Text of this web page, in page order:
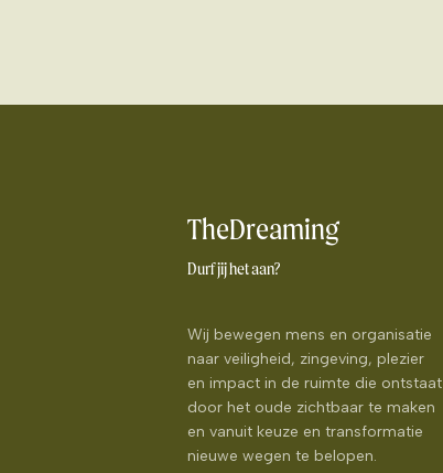
TheDreaming
Durf jij het aan?
Wij bewegen mens en organisatie
naar veiligheid, zingeving, plezier
en impact in de ruimte die ontstaat
door het oude zichtbaar te maken
en vanuit keuze en transformatie
nieuwe wegen te belopen.